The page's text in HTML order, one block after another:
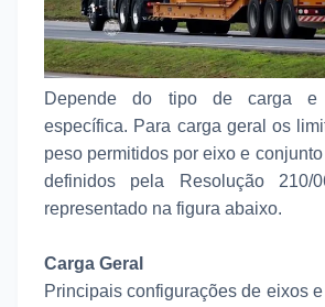
Depende do tipo de carga e
específica. Para carga geral os
peso permitidos por eixo e
definidos pela Resolução 210/
representado na figura abaixo.
Carga Geral
Principais configurações de eixos